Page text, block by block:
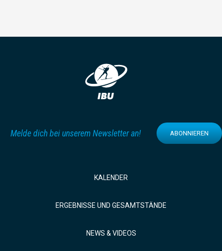
Melde dich bei unserem Newsletter an! ABONNIEREN
KALENDER
ERGEBNISSE UND GESAMTSTÄNDE
NEWS & VIDEOS